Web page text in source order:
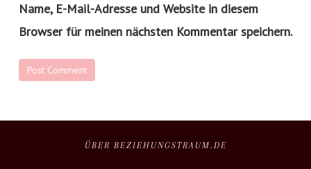
Name, E-Mail-Adresse und Website in diesem
Browser für meinen nächsten Kommentar speichern.
ÜBER BEZIEHUNGSTRAUM.DE